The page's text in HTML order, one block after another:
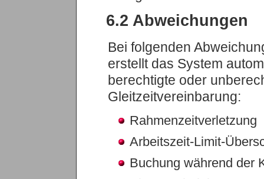
6.2 Abweichungen
Bei folgenden
erstellt das System
berechtigte oder
Gleitzeitvereinbarung:
Rahmenzeitverletzung
Arbeitszeit-Limit-
Buchung während der